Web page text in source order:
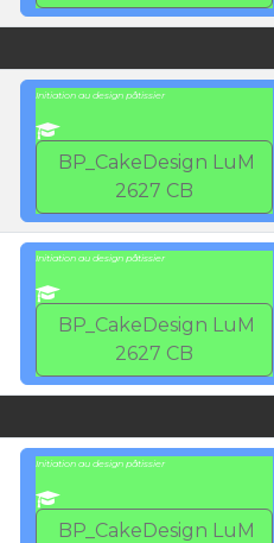
Initiation au design pâtissier
BP_CakeDesign LuM
2627 CB
Initiation au design pâtissier
BP_CakeDesign LuM
2627 CB
Initiation au design pâtissier
BP_CakeDesign LuM